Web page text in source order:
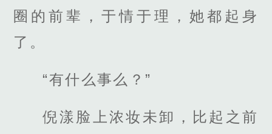
圈的前辈，于情于理，她都起身
了。
“有什么事么？”
倪漾脸上浓妆未卸，比起之前